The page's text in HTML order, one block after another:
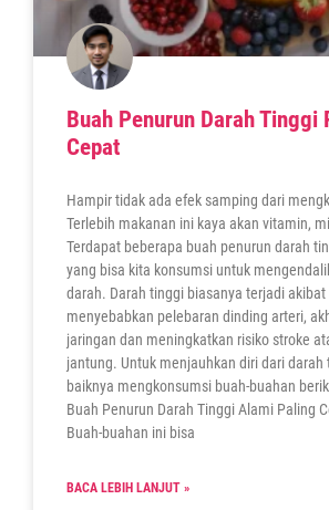
Buah Penurun Darah Tinggi
Cepat
Hampir tidak ada efek samping dari
Terlebih makanan ini kaya akan vitamin,
Terdapat beberapa buah penurun darah
yang bisa kita konsumsi untuk
darah. Darah tinggi biasanya terjadi
menyebabkan pelebaran dinding arteri,
jaringan dan meningkatkan risiko stroke
jantung. Untuk menjauhkan diri dari darah
baiknya mengkonsumsi buah-buahan
Buah Penurun Darah Tinggi Alami Paling
Buah-buahan ini bisa
BACA LEBIH LANJUT »